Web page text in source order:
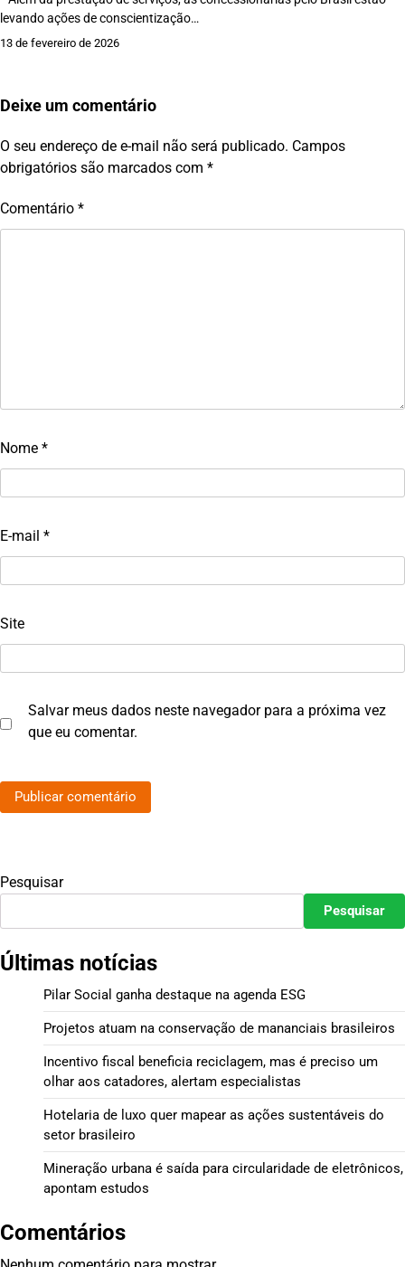
levando ações de conscientização…
13 de fevereiro de 2026
Deixe um comentário
O seu endereço de e-mail não será publicado. Campos
obrigatórios são marcados com *
Comentário *
Nome *
E-mail *
Site
Salvar meus dados neste navegador para a próxima vez
que eu comentar.
Pesquisar
Pesquisar
Últimas notícias
Pilar Social ganha destaque na agenda ESG
Projetos atuam na conservação de mananciais brasileiros
Incentivo fiscal beneficia reciclagem, mas é preciso um
olhar aos catadores, alertam especialistas
Hotelaria de luxo quer mapear as ações sustentáveis do
setor brasileiro
Mineração urbana é saída para circularidade de eletrônicos,
apontam estudos
Comentários